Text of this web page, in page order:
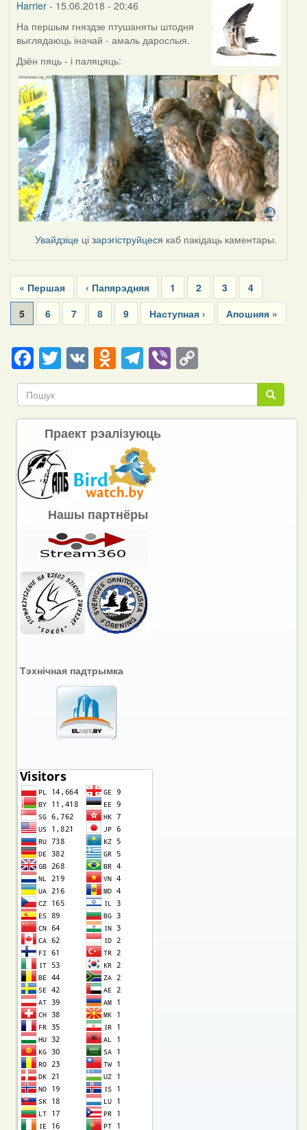
Harrier- 15.06.2018 - 20:46
На першым гняздзе птушаняты штодня
выглядаюць іначай - амаль дарослыя.
Дзён пяць - і паляцяць:
Увайдзіце цізарэгіструйцеся каб пакідаць каментары.
Pagination
First
page
« Першая
Previous
page
‹ Папярэдняя Page
1 Page
2 Page
3 Page
4
Current
page
5 Page
6 Page
7 Page
8 Page
9
Next
page
Наступная ›
Last
page
Апошняя »
Facebook
Twitter
VKOdnoklassniki
Telegram
ViberCopy
Link Пошук
Пошук
Праект рэалізуюць
Нашы партнёры
Тэхнічная падтрымка